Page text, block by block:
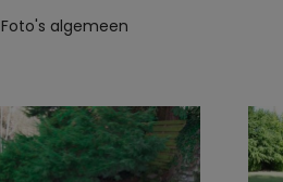
Foto's algemeen